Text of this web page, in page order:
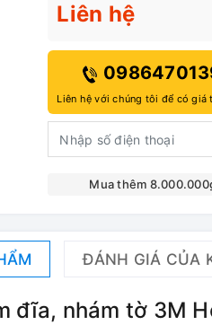
Liên hệ
Liên hệ với chúng tôi để có giá
Mua thêm
ĐÁNH GIÁ CỦA
đĩa, nhám tờ 3M